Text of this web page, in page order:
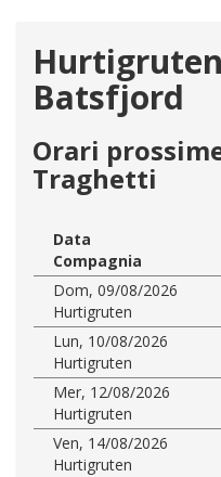
Batsfjord
Orari
Traghetti
Data
Compagnia
Dom, 09/08/2026
Hurtigruten
Lun, 10/08/2026
Hurtigruten
Mer, 12/08/2026
Hurtigruten
Ven, 14/08/2026
Hurtigruten